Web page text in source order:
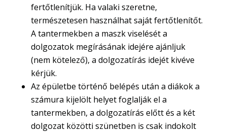
fertőtlenítjük. Ha valaki szeretne,
természetesen használhat saját fertőtlenítőt.
A tantermekben a maszk viselését a
dolgozatok megírásának idejére ajánljuk
(nem kötelező), a dolgozatírás idejét kivéve
kérjük.
Az épületbe történő belépés után a diákok a
számura kijelölt helyet foglalják el a
tantermekben, a dolgozatírás előtt és a két
dolgozat közötti szünetben is csak indokolt